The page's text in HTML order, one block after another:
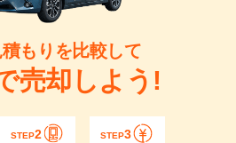
もりを比較して
売却しよう!
STEP2 STEP3